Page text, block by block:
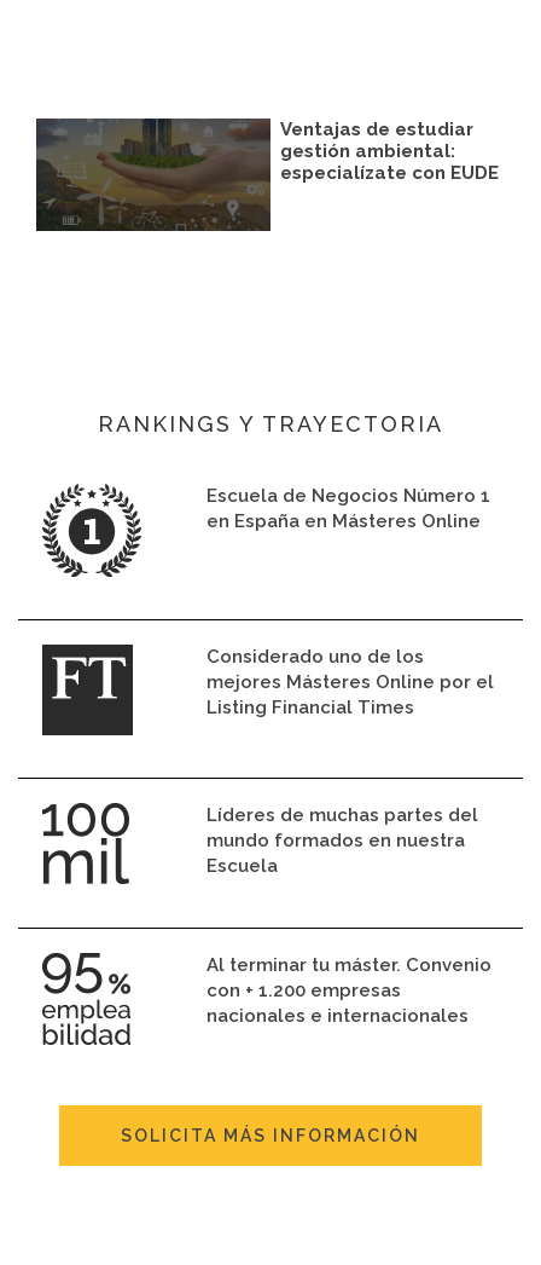
Ventajas de estudiar
gestión ambiental:
especialízate con EUDE
RANKINGS Y TRAYECTORIA
Escuela de Negocios Número 1
en España en Másteres Online
Considerado uno de los
mejores Másteres Online por el
Listing Financial Times
Líderes de muchas partes del
mundo formados en nuestra
Escuela
Al terminar tu máster. Convenio
con + 1.200 empresas
nacionales e internacionales
SOLICITA MÁS INFORMACIÓN